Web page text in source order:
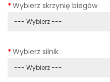
Wybierz skrzynię biegów
Wybierz silnik